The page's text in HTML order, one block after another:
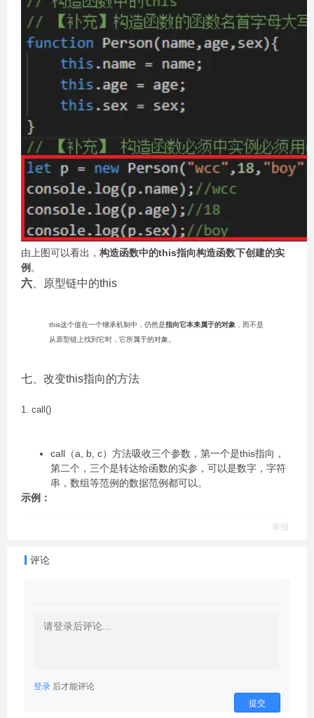
由上图可以看出， 构造函数中的this指向构造函数下创建的实
例 。
六 、原型链中的this
this这个值在一个继承机制中，仍然是指向它本来属于的对象 ，而不是
从原型链上找到它时，它所属于的对象。
七、改变this指向的方法
1. call()
call（a, b, c）方法吸收三个参数，第一个是this指向，
第二个，三个是转达给函数的实参，可以是数字，字符
串，数组等范例的数据范例都可以。
示例：
举报
评论
登录 后才能评论
提交